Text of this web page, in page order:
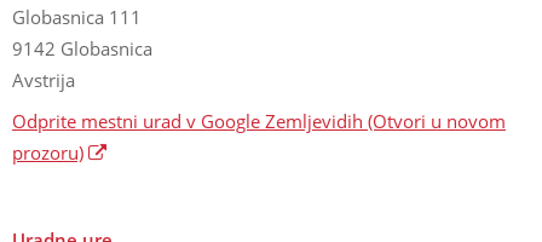
Globasnica 111
9142 Globasnica
Avstrija
Odprite mestni urad v Google Zemljevidih (Otvori u novom
prozoru)